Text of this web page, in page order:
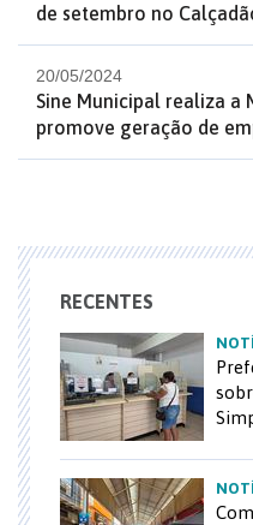
de setembro no
20/05/2024
Sine Municipal realiza a
promove geração de
RECENTES